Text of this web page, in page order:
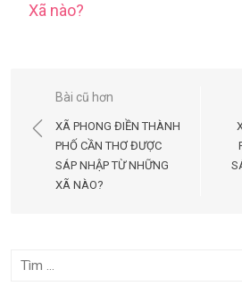
Xã nào?
Điều
hướng
viết
Bài cũ hơn
XÃ PHONG ĐIỀN THÀNH
PHỐ CẦN THƠ ĐƯỢC
SÁP NHẬP TỪ NHỮNG
XÃ NÀO?
Tìm